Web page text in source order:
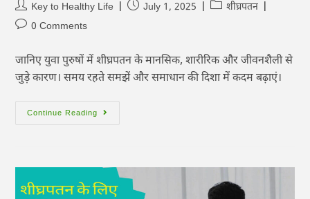
Key to Healthy Life July 1, 2025
शीघ्रपतन
0 Comments
जानिए युवा पुरुषों में शीघ्रपतन के मानसिक, शारीरिक और जीवनशैली से
जुड़े कारण। समय रहते समझें और समाधान की दिशा में कदम बढ़ाएं।
Continue Reading